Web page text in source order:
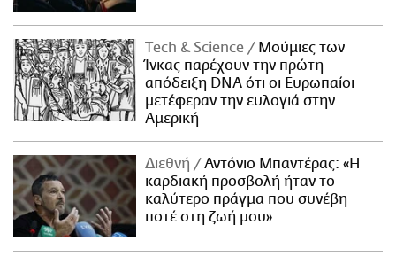
Τech & Science
Μούμιες των
Ίνκας παρέχουν την πρώτη
απόδειξη DNA ότι οι Ευρωπαίοι
μετέφεραν την ευλογιά στην
Αμερική
Διεθνή
Αντόνιο Μπαντέρας: «Η
καρδιακή προσβολή ήταν το
καλύτερο πράγμα που συνέβη
ποτέ στη ζωή μου»